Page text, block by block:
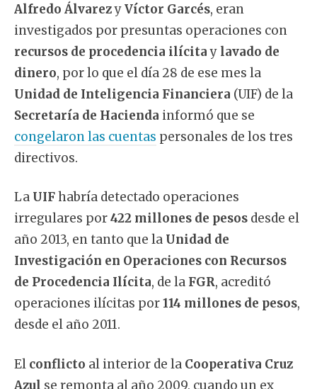
Alfredo ÁlvarezyVíctor Garcés, eran
investigados por presuntas operaciones con
recursos de procedencia ilícitay lavado de
dinero, por lo que el día 28 de ese mes la
Unidad de Inteligencia Financiera (UIF) de la
Secretaría de Hacienda informó que se
congelaron las cuentas personales de los tres
directivos.
La UIFhabría detectado operaciones
irregulares por422 millones de pesos desde el
año 2013, en tanto que la Unidad de
Investigación en Operaciones con Recursos
de Procedencia Ilícita, de la FGR, acreditó
operaciones ilícitas por114 millones de pesos,
desde el año 2011.
El conflicto al interior de la Cooperativa Cruz
Azul se remonta al año 2009, cuando un ex